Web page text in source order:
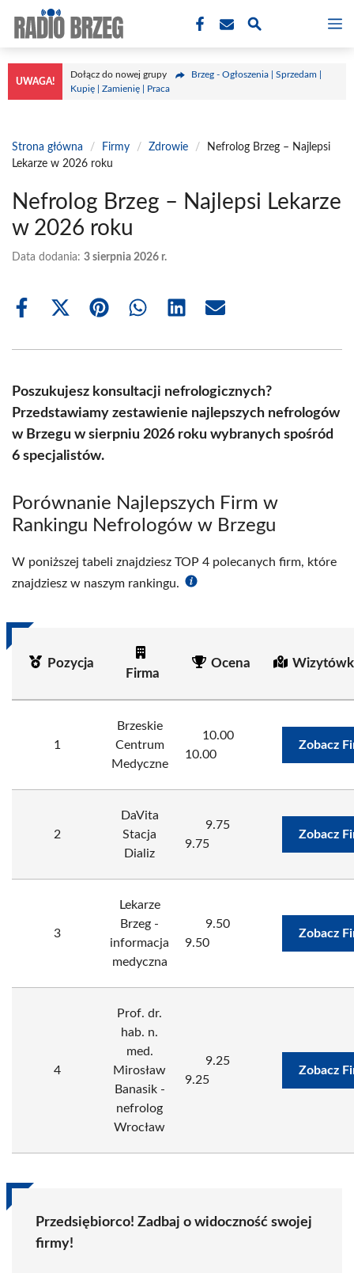
treści
UWAGA!
Dołącz do nowej grupy
Brzeg - Ogłoszenia | Sprzedam |
Kupię | Zamienię | Praca
Strona główna / Firmy / Zdrowie /
Nefrolog Brzeg – Najlepsi
Lekarze w 2026 roku
Nefrolog Brzeg – Najlepsi Lekarze
w 2026 roku
Data dodania: 3 sierpnia 2026 r.
Share
Share
(Twitter)
Share Share Share Share
Poszukujesz konsultacji nefrologicznych?
Przedstawiamy zestawienie najlepszych nefrologów
w Brzegu w sierpniu 2026 roku wybranych spośród
6 specjalistów.
Porównanie Najlepszych Firm w
Rankingu Nefrologów w Brzegu
W poniższej tabeli znajdziesz TOP 4 polecanych firm, które
znajdziesz w naszym rankingu.
Pozycja
Firma
Ocena
1
Brzeskie
Centrum
Medyczne
10.00
10.00
Zobacz
2
DaVita
Stacja
Dializ
9.75
9.75
Zobacz
3
Lekarze
Brzeg -
informacja
medyczna
9.50
9.50
Zobacz
4
Prof. dr.
hab. n.
med.
Mirosław
Banasik -
nefrolog
Wrocław
9.25
9.25
Zobacz
Przedsiębiorco! Zadbaj o widoczność swojej
firmy!